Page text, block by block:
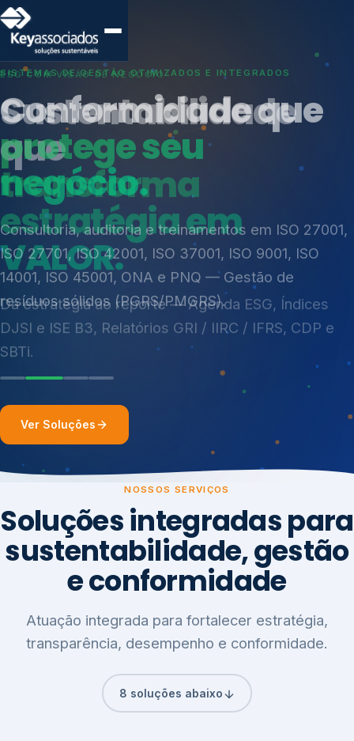
SISTEMAS DE GESTÃO OTIMIZADOS E INTEGRADOS
Conformidade que
protege seu
negócio.
Consultoria, auditoria e treinamentos em ISO 27001,
ISO 27701, ISO 42001, ISO 37001, ISO 9001, ISO
14001, ISO 45001, ONA e PNQ — Gestão de
resíduos sólidos (PGRS/PMGRS).
Índices de Mercado
Mudanças Climáticas
Reputação e Cadeia
Reporte Regulatório
Ver Soluções
NOSSOS SERVIÇOS
Soluções integradas para
sustentabilidade, gestão
e conformidade
Atuação integrada para fortalecer estratégia,
transparência, desempenho e conformidade.
8 soluções abaixo